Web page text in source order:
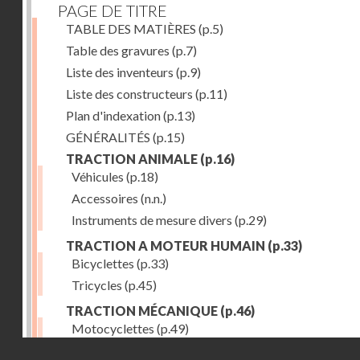
PAGE DE TITRE
TABLE DES MATIÈRES (p.5)
Table des gravures (p.7)
Liste des inventeurs (p.9)
Liste des constructeurs (p.11)
Plan d'indexation(p.13)
GÉNÉRALITÉS (p.15)
TRACTION ANIMALE (p.16)
Véhicules (p.18)
Accessoires (n.n.)
Instruments de mesure divers (p.29)
TRACTION A MOTEUR HUMAIN (p.33)
Bicyclettes (p.33)
Tricycles (p.45)
TRACTION MÉCANIQUE (p.46)
Motocyclettes (p.49)